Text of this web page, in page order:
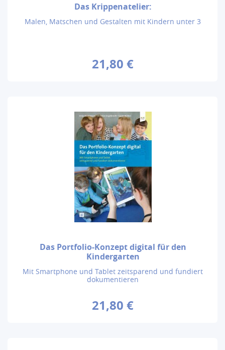
Das Krippenatelier:
Malen, Matschen und Gestalten mit Kindern unter 3
21,80 €
Das Portfolio-Konzept digital für den
Kindergarten
Mit Smartphone und Tablet zeitsparend und fundiert
dokumentieren
21,80 €